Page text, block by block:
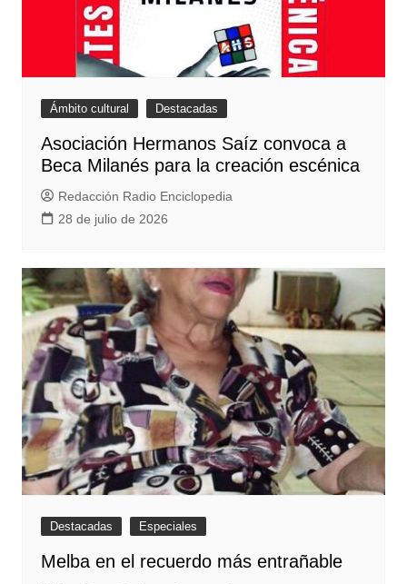
Ámbito cultural Destacadas
Asociación Hermanos Saíz convoca a
Beca Milanés para la creación escénica
Redacción Radio Enciclopedia
28 de julio de 2026
Destacadas Especiales
Melba en el recuerdo más entrañable